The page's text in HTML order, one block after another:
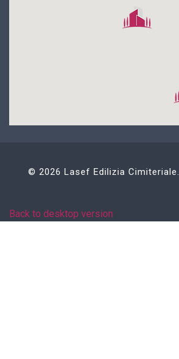
© 2026 Lasef Edilizia Cimiteriale.
Back to desktop version